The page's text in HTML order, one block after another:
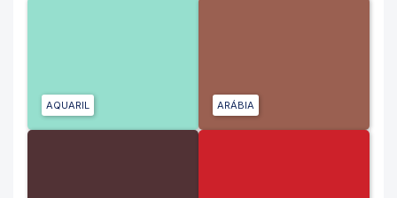
AQUARIL ARÁBIA